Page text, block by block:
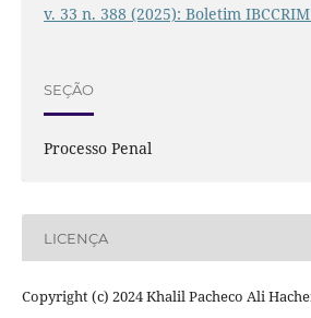
v. 33 n. 388 (2025): Boletim
SEÇÃO
Processo Penal
LICENÇA
Copyright (c) 2024 Khalil Pacheco Ali